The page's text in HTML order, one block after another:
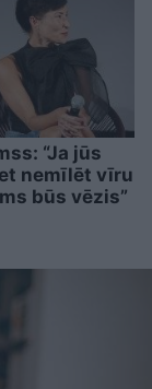
“Ja jūs
nemīlēt vīru
būs vēzis”